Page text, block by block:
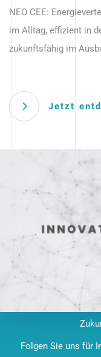
NEO CEE:
im Alltag, effizient in
zukunftsfähig im
Jetzt
Anwendungen –
zukunftsfähig.
Folgen Sie uns für